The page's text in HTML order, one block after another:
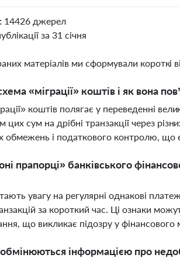
14426 джерел
за 31 січня
матеріалів ми сформували короткі
«міграції» коштів і як вона
коштів полягає у переведенні
цих сум на дрібні транзакції через
обмежень і податкового контролю, що
прапорці» банківського
увагу на регулярні однакові
за короткий час. Ці ознаки
що викликає підозру у фінансового
інформацією про